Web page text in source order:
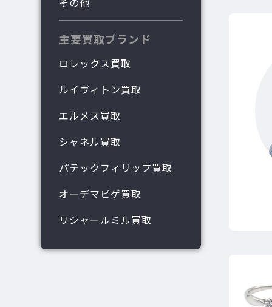
主要買取ブランド
ロレックス買取
ルイヴィトン買取
エルメス買取
シャネル買取
パテックフィリップ買取
オーデマピゲ買取
リシャールミル買取